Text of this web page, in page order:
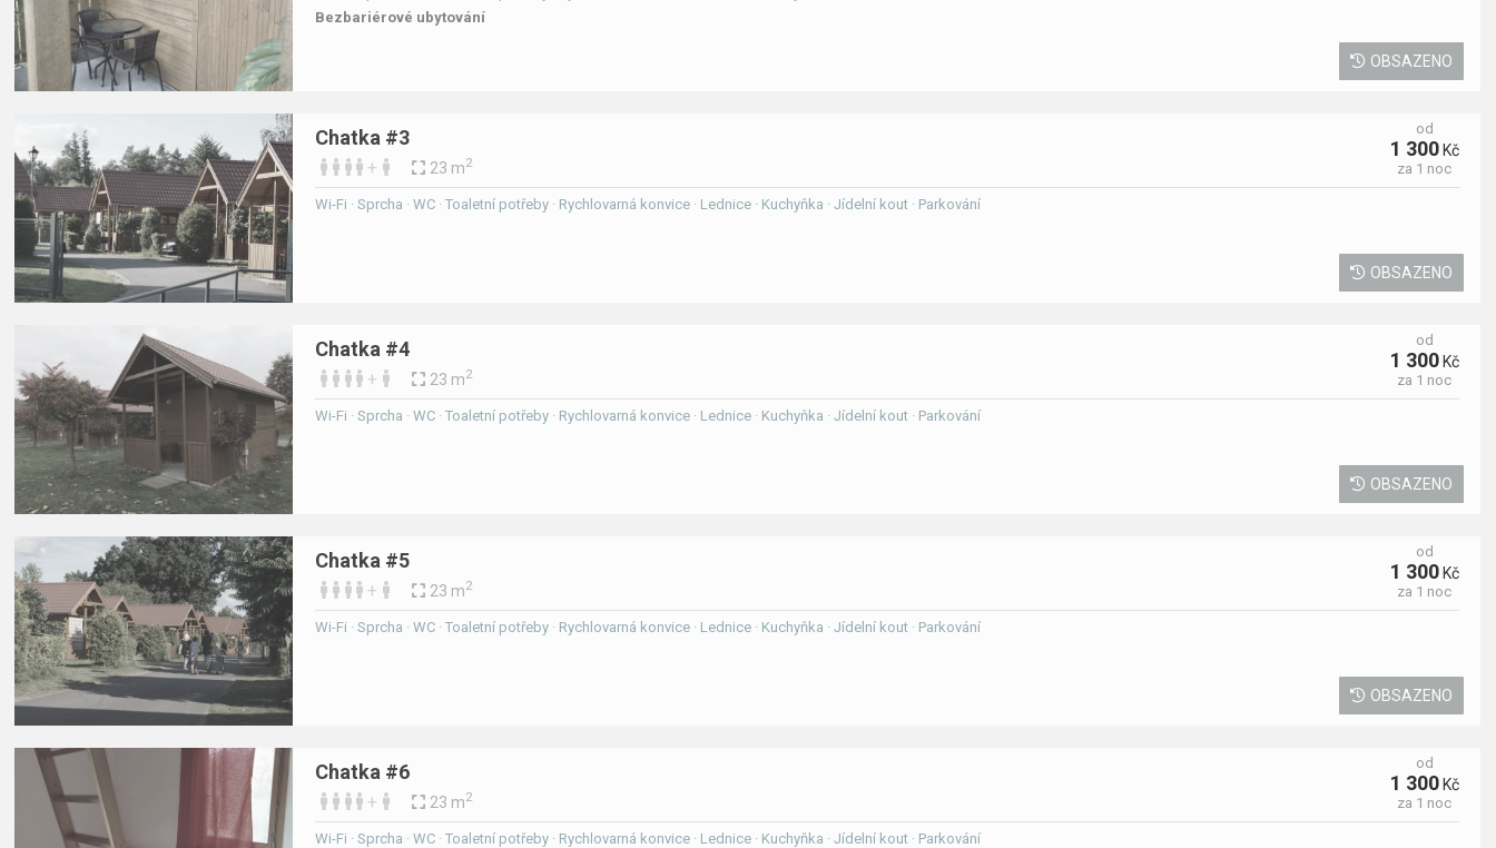
Bezbariérové ubytování
OBSAZENO
Chatka #3
+ 23 m2
od
1 300Kč
za 1 noc
Wi-Fi · Sprcha · WC · Toaletní potřeby · Rychlovarná konvice · Lednice · Kuchyňka · Jídelní kout · Parkování
OBSAZENO
Chatka #4
+ 23 m2
od
1 300Kč
za 1 noc
Wi-Fi · Sprcha · WC · Toaletní potřeby · Rychlovarná konvice · Lednice · Kuchyňka · Jídelní kout · Parkování
OBSAZENO
Chatka #5
+ 23 m2
od
1 300Kč
za 1 noc
Wi-Fi · Sprcha · WC · Toaletní potřeby · Rychlovarná konvice · Lednice · Kuchyňka · Jídelní kout · Parkování
OBSAZENO
Chatka #6
+ 23 m2
od
1 300Kč
za 1 noc
Wi-Fi · Sprcha · WC · Toaletní potřeby · Rychlovarná konvice · Lednice · Kuchyňka · Jídelní kout · Parkování